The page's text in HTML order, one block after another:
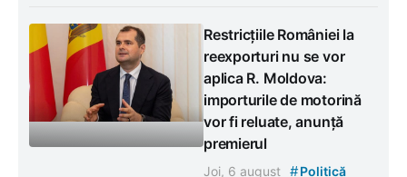
Restricțiile României la
reexporturi nu se vor
aplica R. Moldova:
importurile de motorină
vor fi reluate, anunță
premierul
Joi, 6 august #Politică